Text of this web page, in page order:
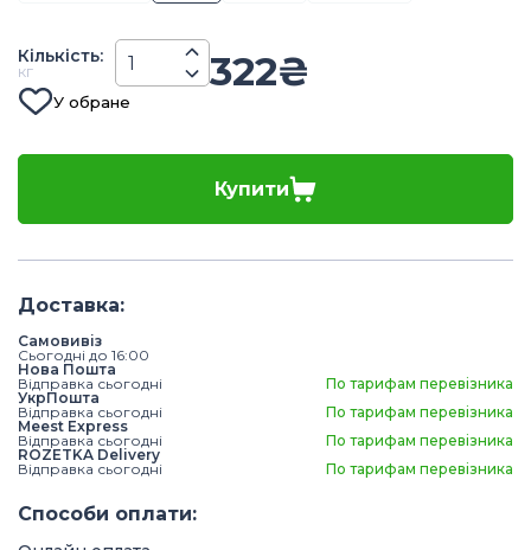
Кiлькiсть:
кг 322₴
У обране
Купити
Доставка:
Самовивіз
Сьогодні до 16:00
Нова Пошта
Відправка сьогодні
По тарифам перевізника
УкрПошта
Відправка сьогодні
По тарифам перевізника
Meest Express
Відправка сьогодні
По тарифам перевізника
ROZETKA Delivery
Відправка сьогодні
По тарифам перевізника
Способи оплати: